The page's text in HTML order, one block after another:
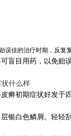
佳的治疗时期，反复
目用药，以免贻
初期症状好发于
白色鳞屑。轻轻